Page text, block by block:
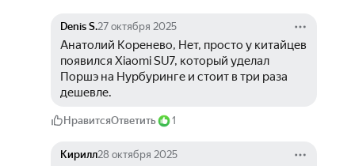
Denis S.27 октября 2025
Анатолий Коренево, Нет, просто у китайцев
появился Xiaomi SU7, который уделал
Поршэ на Нурбуринге и стоит в три раза
дешевле.
НравитсяОтветить 1
Кирилл28 октября 2025